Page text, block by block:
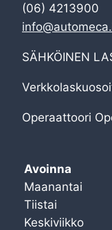
(06) 4213900
SÄHKÖINEN
Operaattoori
Avoinna
Maanantai
Tiistai
Keskiviikko